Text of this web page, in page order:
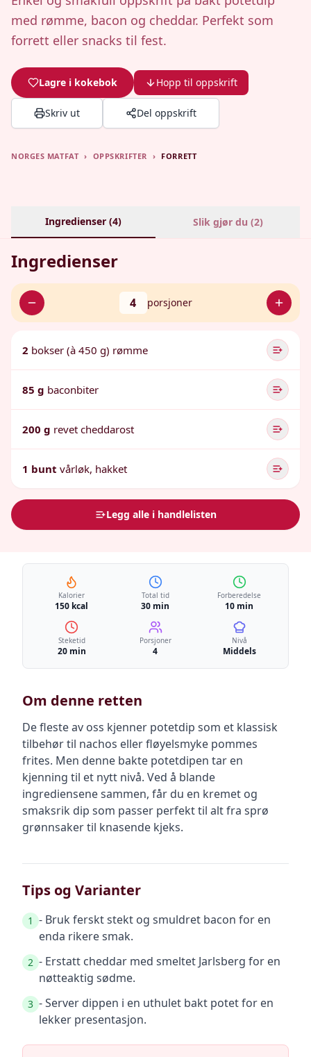
med rømme, bacon og cheddar. Perfekt som
forrett eller snacks til fest.
Lagre i kokebok Hopp til oppskrift
Skriv ut Del oppskrift
NORGES MATFAT › OPPSKRIFTER › FORRETT
Ingredienser (4) Slik gjør du (2)
Ingredienser
4 porsjoner
2 bokser (à 450 g) rømme
85 g baconbiter
200 g revet cheddarost
1 bunt vårløk, hakket
Legg alle i handlelisten
Kalorier
150 kcal
Total tid
30 min
Forberedelse
10 min
Steketid
20 min
Porsjoner
4
Nivå
Middels
Om denne retten
De fleste av oss kjenner potetdip som et klassisk
tilbehør til nachos eller fløyelsmyke pommes
frites. Men denne bakte potetdipen tar en
kjenning til et nytt nivå. Ved å blande
ingrediensene sammen, får du en kremet og
smaksrik dip som passer perfekt til alt fra sprø
grønnsaker til knasende kjeks.
Tips og Varianter
1 - Bruk ferskt stekt og smuldret bacon for en
enda rikere smak.
2 - Erstatt cheddar med smeltet Jarlsberg for en
nøtteaktig sødme.
3 - Server dippen i en uthulet bakt potet for en
lekker presentasjon.